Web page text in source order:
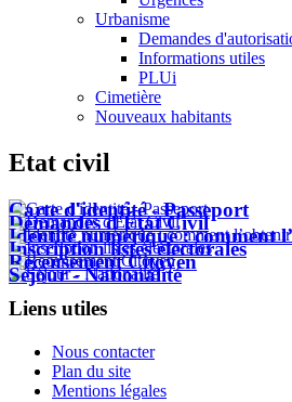
Urbanisme
Demandes
Informations utiles
PLUi
Cimetière
Nouveaux habitants
Etat civil
Carte d'identité - Passeport
Demandes d'État Civil
Identité numérique : comment
Inscription listes électorales
Recensement Citoyen
Séjour - Nationalité
Liens utiles
Nous contacter
Plan du site
Mentions légales